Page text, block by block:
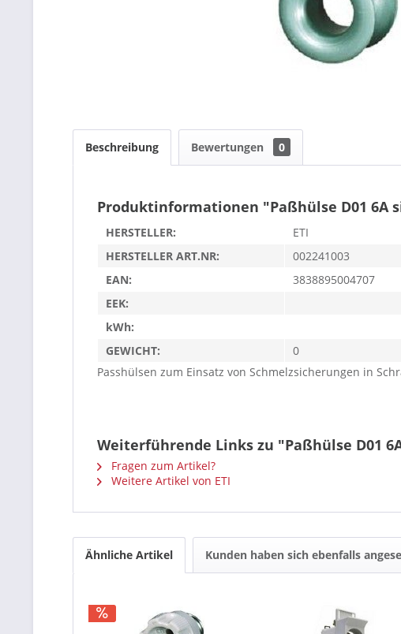
Beschreibung Bewertungen 0
Produktinformationen "Paßhülse D01 6A
HERSTELLER:
ETI
HERSTELLER ART.NR:
002241003
EAN:
3838895004707
EEK:
kWh:
GEWICHT:
0
Passhülsen zum Einsatz von Schmelzsicherungen in
Weiterführende Links zu "Paßhülse D01
Fragen zum Artikel?
Weitere Artikel von ETI
Ähnliche Artikel Kunden haben sich ebenfalls